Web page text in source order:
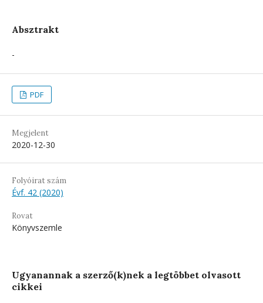
Absztrakt
-
PDF
Megjelent
2020-12-30
Folyóirat szám
Évf. 42 (2020)
Rovat
Könyvszemle
Ugyanannak a szerző(k)nek a legtöbbet olvasott
cikkei